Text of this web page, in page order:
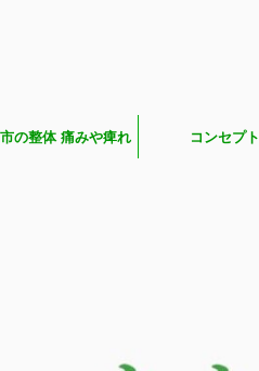
の整体 痛みや痺れ コンセプト